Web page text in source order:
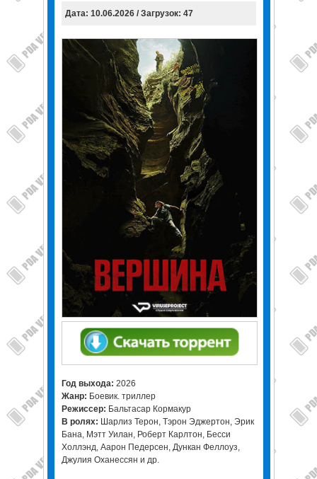
Дата: 10.06.2026 / Загрузок: 47
Год выхода: 2026
Жанр: Боевик. триллер
Режиссер: Бальтасар Кормакур
В ролях: Шарлиз Терон, Тэрон Эджертон, Эрик
Бана, Мэтт Уилан, Роберт Карлтон, Бесси
Холлэнд, Аарон Педерсен, Дункан Феллоуз,
Джулия Оханессян и др.